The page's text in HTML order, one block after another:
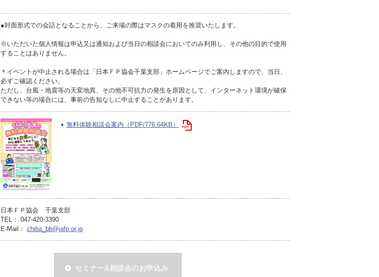
●対面形式での会話となることから、ご来場の際はマスクの着用を推奨いたします。
※いただいた個人情報は申込又は通知および当日の相談会においてのみ利用し、その他の目的で使用
することはありません。
＊イベントが中止される場合は「日本ＦＰ協会千葉支部」ホームページでご案内しますので、当日、
必ずご確認ください。
ただし、台風・地震等の天変地異、その他不可抗力の発生を原因として、インターネット環境が確保
できない等の場合には、事前の告知なしに中止することがあります。
無料体験相談会案内（PDF/776.64KB）
日本ＦＰ協会 千葉支部
TEL： 047-420-3390
E-Mail： chiba_bb@jafp.or.jp
セミナー&相談会のお申込み